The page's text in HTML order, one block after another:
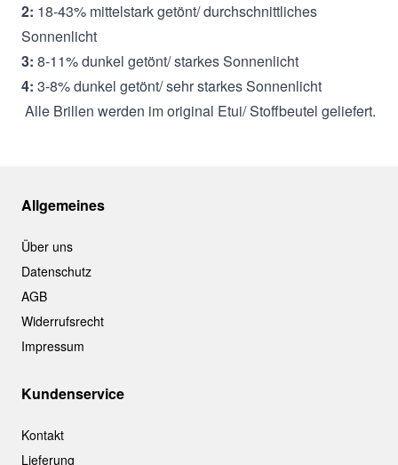
2: 18-43% mittelstark getönt/ durchschnittliches
Sonnenlicht
3: 8-11% dunkel getönt/ starkes Sonnenlicht
4: 3-8% dunkel getönt/ sehr starkes Sonnenlicht
Alle Brillen werden im original Etui/ Stoffbeutel geliefert.
Allgemeines
Über uns
Datenschutz
AGB
Widerrufsrecht
Impressum
Kundenservice
Kontakt
Lieferung